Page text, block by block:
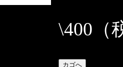
\400（